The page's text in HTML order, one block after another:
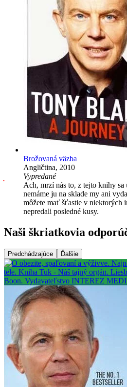
Brožovaná väzba
Angličtina, 2010
Vypredané
Ach, mrzí nás to, z tejto knihy
nemáme ju na sklade my ani
môžete mať šťastie v niektorých
nepredali posledné kusy.
Naši škriatkovia
Predchádzajúce Ďalšie